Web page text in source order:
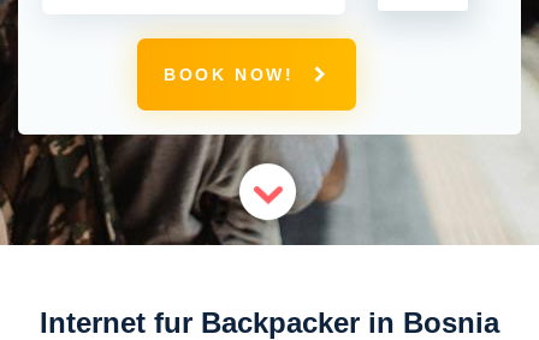
BOOK NOW!
Internet fur Backpacker in Bosnia